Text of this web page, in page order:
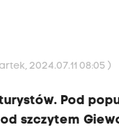
2024.07.11 08:05 )
Pod
szczytem